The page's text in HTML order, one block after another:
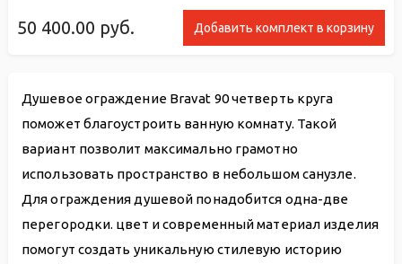
50 400.00 руб. Добавить комплект в корзину
Душевое ограждение Bravat 90 четверть круга
поможет благоустроить ванную комнату. Такой
вариант позволит максимально грамотно
использовать пространство в небольшом санузле.
Для ограждения душевой понадобится одна-две
перегородки. цвет и современный материал изделия
помогут создать уникальную стилевую историю